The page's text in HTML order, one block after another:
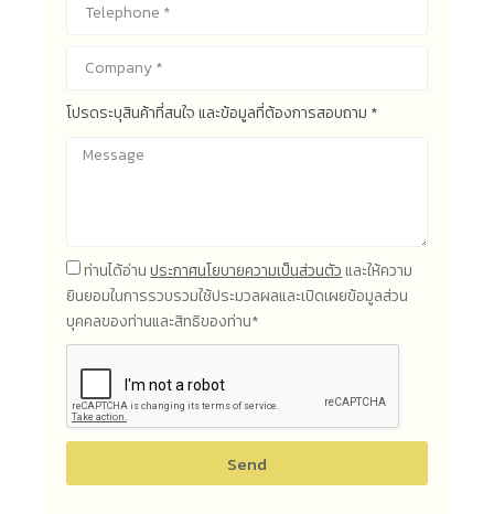
โปรดระบุสินค้าที่สนใจ และข้อมูลที่ต้องการสอบถาม *
ท่านได้อ่านประกาศนโยบายความเป็นส่วนตัวและให้ความ
ยินยอมในการรวบรวมใช้ประมวลผลและเปิดเผยข้อมูลส่วน
บุคคลของท่านและสิทธิของท่าน*
Send